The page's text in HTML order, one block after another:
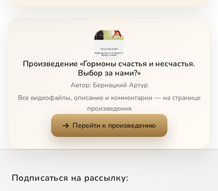
Произведение «Гормоны счастья и несчастья.
Выбор за нами?»
Автор: Бернацкий Артур
Все видеофайлы, описание и комментарии — на странице
произведения
Перейти к произведению
Подписаться на рассылку: